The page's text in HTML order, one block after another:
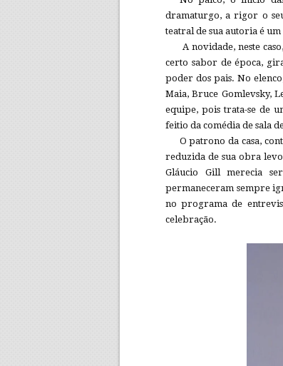
dramaturgo, a rigor o
teatral de sua autoria é
A novidade, neste
certo sabor de época,
poder dos pais. No
Maia, Bruce Gomlevsky,
equipe, pois trata-se de
feitio da comédia de sala
O patrono da casa,
reduzida de sua obra
Gláucio Gill merecia
permaneceram sempre
no programa de
celebração.